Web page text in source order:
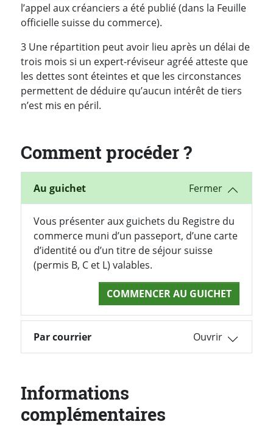
l’appel aux créanciers a été publié (dans la Feuille
officielle suisse du commerce).
3 Une répartition peut avoir lieu après un délai de
trois mois si un expert-réviseur agréé atteste que
les dettes sont éteintes et que les circonstances
permettent de déduire qu’aucun intérêt de tiers
n’est mis en péril.
Comment procéder ?
Au guichet
Vous présenter aux guichets du Registre du
commerce muni d’un passeport, d’une carte
d’identité ou d’un titre de séjour suisse
(permis B, C et L) valables.
COMMENCER AU GUICHET
Par courrier
Informations
complémentaires